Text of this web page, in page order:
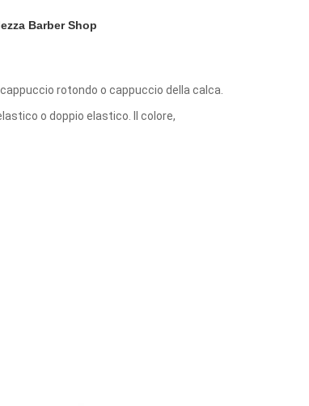
Barber Shop
rotondo o cappuccio della calca.
o doppio elastico. Il colore,